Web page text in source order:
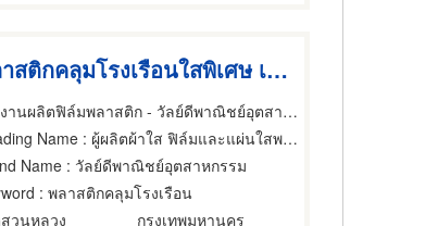
พลาสติกคลุมโรงเรือนใสพิเศษ เหนียว ทนทาน ในราคาพิเศษ
โรงงานผลิตฟิล์มพลาสติก - วัลย์ดีพาณิชย์อุตสาหกรรม
Name : ผู้ผลิตผ้าใส ฟิล์มและแผ่นใสพลาสติก
Name : วัลย์ดีพาณิชย์อุตสาหกรรม
: พลาสติกคลุมโรงเรือน
วนหลวง
กรุงเทพมหานคร